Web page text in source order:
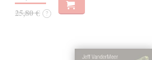
25,80 € ?